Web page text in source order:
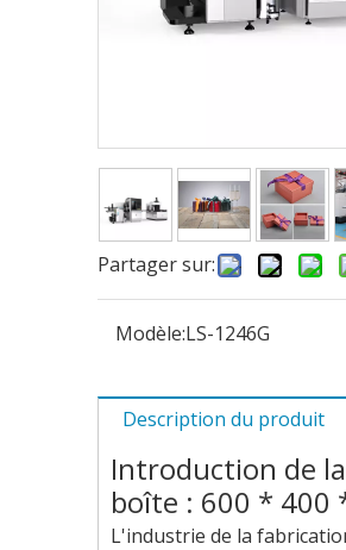
Partager sur:
Modèle:LS-1246G
Description du produit
Introduction de
boîte : 600 * 400
L'industrie de la